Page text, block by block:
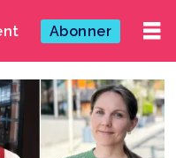
Abonner